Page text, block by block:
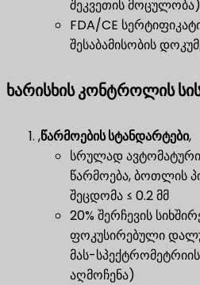
შეკვეთის მოცულობა)
FDA/CE
შესაბამისობის
ხარისხის კონტროლის
,წარმოების სტანდარტები,
სრულად
წარმოება, ბოთლის
შეცდომა ≤ 0.2 მმ
20% შერჩევის
ფოკუსირებული
მას-
აღმოჩენა)